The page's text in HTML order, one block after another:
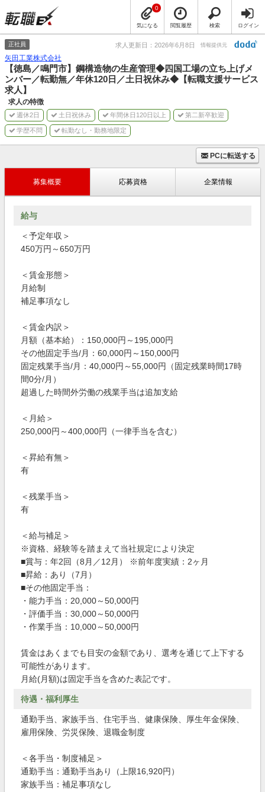
気になる
0
閲覧履歴 検索 ログイン
正社員 求人更新日：2026年6月8日 情報提供元
矢田工業株式会社
【徳島／鳴門市】鋼構造物の生産管理◆四国工場の立ち上げメ
ンバー／転勤無／年休120日／土日祝休み◆【転職支援サービス
求人】
求人の特徴
週休2日 土日祝休み 年間休日120日以上 第二新卒歓迎
学歴不問 転勤なし・勤務地限定
PCに転送する
募集概要 応募資格 企業情報
給与
＜予定年収＞
450万円～650万円
＜賃金形態＞
月給制
補足事項なし
＜賃金内訳＞
月額（基本給）：150,000円～195,000円
その他固定手当/月：60,000円～150,000円
固定残業手当/月：40,000円～55,000円（固定残業時間17時
間0分/月）
超過した時間外労働の残業手当は追加支給
＜月給＞
250,000円～400,000円（一律手当を含む）
＜昇給有無＞
有
＜残業手当＞
有
＜給与補足＞
※資格、経験等を踏まえて当社規定により決定
■賞与：年2回（8月／12月） ※前年度実績：2ヶ月
■昇給：あり（7月）
■その他固定手当：
・能力手当：20,000～50,000円
・評価手当：30,000～50,000円
・作業手当：10,000～50,000円
賃金はあくまでも目安の金額であり、選考を通じて上下する
可能性があります。
月給(月額)は固定手当を含めた表記です。
待遇・福利厚生
通勤手当、家族手当、住宅手当、健康保険、厚生年金保険、
雇用保険、労災保険、退職金制度
＜各手当・制度補足＞
通勤手当：通勤手当あり（上限16,920円）
家族手当：補足事項なし